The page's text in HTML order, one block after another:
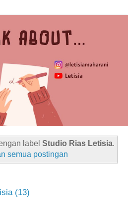
label Studio Rias Letisia.
semua postingan
(13)